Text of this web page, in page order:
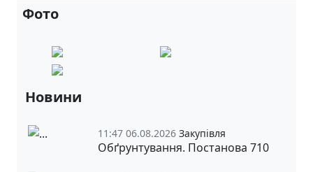
Фото
Новини
11:47 06.08.2026 Закупівля
Обґрунтування. Постанова 710